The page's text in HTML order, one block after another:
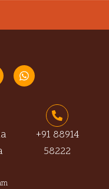
W
h
a
+91 88914
58222